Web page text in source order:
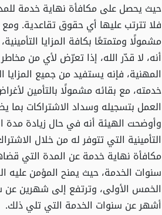
حيث يحصل على مكافأة نهاية خدمة
فلا تترتب عليها أي حقوق تقاعدية.
مشمولًا ومتمتعًا بكافة المزايا
أنه، لا قدّر الله، إذا تعرّض لأي من
المهنية، فإنه يستفيد من جميع
خدمته، مع بقائه مشمولًا بالتأمين
العمل بتسجيله وسداد الاشتراكات
وأوضحت الهيئة أنه في حال زيادة مدة
التأمينية التي تتوفر له من خلال
مكافأة نهاية خدمة عن المدة التي
سنوات الخدمة، حيث يمنح المؤمن
الخمس الأولى، وترتفع إلى شهرين عن
أشهر عن سنوات الخدمة التي تلي ذلك.